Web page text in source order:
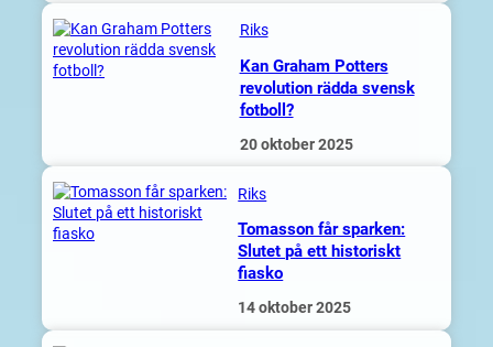
Riks
Kan Graham Potters
revolution rädda svensk
fotboll?
20 oktober 2025
Riks
Tomasson får sparken:
Slutet på ett historiskt
fiasko
14 oktober 2025